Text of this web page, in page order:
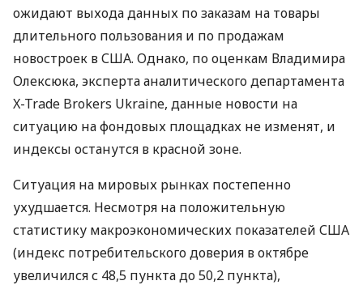
ожидают выхода данных по заказам на товары
длительного пользования и по продажам
новостроек в США. Однако, по оценкам Владимира
Олексюка, эксперта аналитического департамента
X-Trade Brokers Ukraine, данные новости на
ситуацию на фондовых площадках не изменят, и
индексы останутся в красной зоне.
Ситуация на мировых рынках постепенно
ухудшается. Несмотря на положительную
статистику макроэкономических показателей США
(индекс потребительского доверия в октябре
увеличился с 48,5 пункта до 50,2 пункта),